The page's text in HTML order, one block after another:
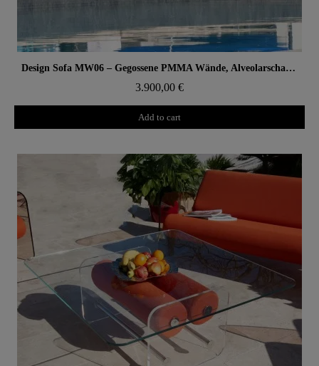
Aperçu rapide Design Sofa MW06 – Gegossene PMMA Wände, Alveolarschaum-Sitz
3.900,00 €
Add to cart